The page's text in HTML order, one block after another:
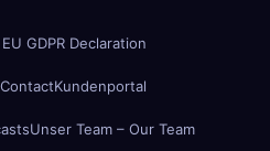
GDPR Declaration
Kundenportal
Unser Team – Our Team